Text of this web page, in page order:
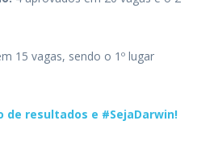
15 vagas, sendo o 1º lugar
de resultados e #SejaDarwin!